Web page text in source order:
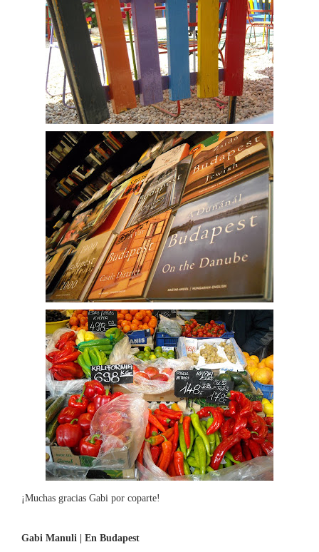
¡Muchas gracias Gabi por coparte!
Gabi Manuli | En Budapest